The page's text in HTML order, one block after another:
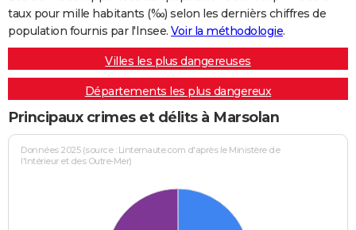
taux pour mille habitants (‰) selon les dernièrs chiffres de
population fournis par l'Insee. Voir la méthodologie.
Villes les plus dangereuses
Départements les plus dangereux
Principaux crimes et délits à Marsolan
Données 2025 (source : Linternaute.com d'après le Ministère de
l'Intérieur et des Outre-Mer)